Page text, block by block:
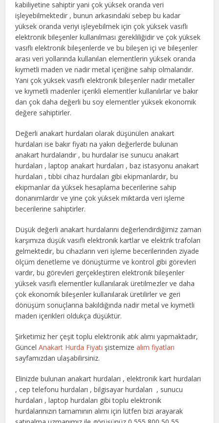
kabiliyetine sahiptir yani çok yüksek oranda veri
işleyebilmektedir , bunun arkasındaki sebep bu kadar
yüksek oranda veriyi işleyebilmek için çok yüksek vasıflı
elektronik bileşenler kullanılması gerekliliğidir ve çok yüksek
vasıflı elektronik bileşenlerde ve bu bileşen içi ve bileşenler
arası veri yollarında kullanılan elementlerin yüksek oranda
kıymetli maden ve nadir metal içeriğine sahip olmalarıdır.
Yani çok yüksek vasıflı elektronik bileşenler nadir metaller
ve kıymetli madenler içerikli elementler kullanılırlar ve bakır
dan çok daha değerli bu soy elementler yüksek ekonomik
değere sahiptirler.
Değerli anakart hurdaları olarak düşünülen anakart
hurdaları ise bakır fiyatı na yakın değerlerde bulunan
anakart hurdalarıdır , bu hurdalar ise sunucu anakart
hurdaları , laptop anakart hurdaları , baz istasyonu anakart
hurdaları , tıbbi cihaz hurdaları gibi ekipmanlardır, bu
ekipmanlar da yüksek hesaplama becerilerine sahip
donanımlardır ve yine çok yüksek miktarda veri işleme
becerilerine sahiptirler.
Düşük değerli anakart hurdalarını değerlendirdiğimiz zaman
karşımıza düşük vasıflı elektronik kartlar ve elektrik trafoları
gelmektedir, bu cihazların veri işleme becerilerinden ziyade
ölçüm denetleme ve dönüştürme ve kontrol gibi görevleri
vardır, bu görevleri gerçekleştiren elektronik bileşenler
yüksek vasıflı elementler kullanılarak üretilmezler ve daha
çok ekonomik bileşenler kullanılarak üretilirler ve geri
dönüşüm sonuçlarına bakıldığında nadir metal ve kıymetli
maden içerikleri oldukça düşüktür.
Şirketimiz her çeşit toplu elektronik atık alımı yapmaktadır,
GüncelAnakart Hurda Fiyatı şistemizealım fiyatları
sayfamızdan ulaşabilirsiniz.
Elinizde bulunan anakart hurdaları , elektronik kart hurdaları
, cep telefonu hurdaları , bilgisayar hurdaları , sunucu
hurdaları , laptop hurdaları gibi toplu elektronik
hurdalarınızın tamamının alımı için lütfen bizi arayarak